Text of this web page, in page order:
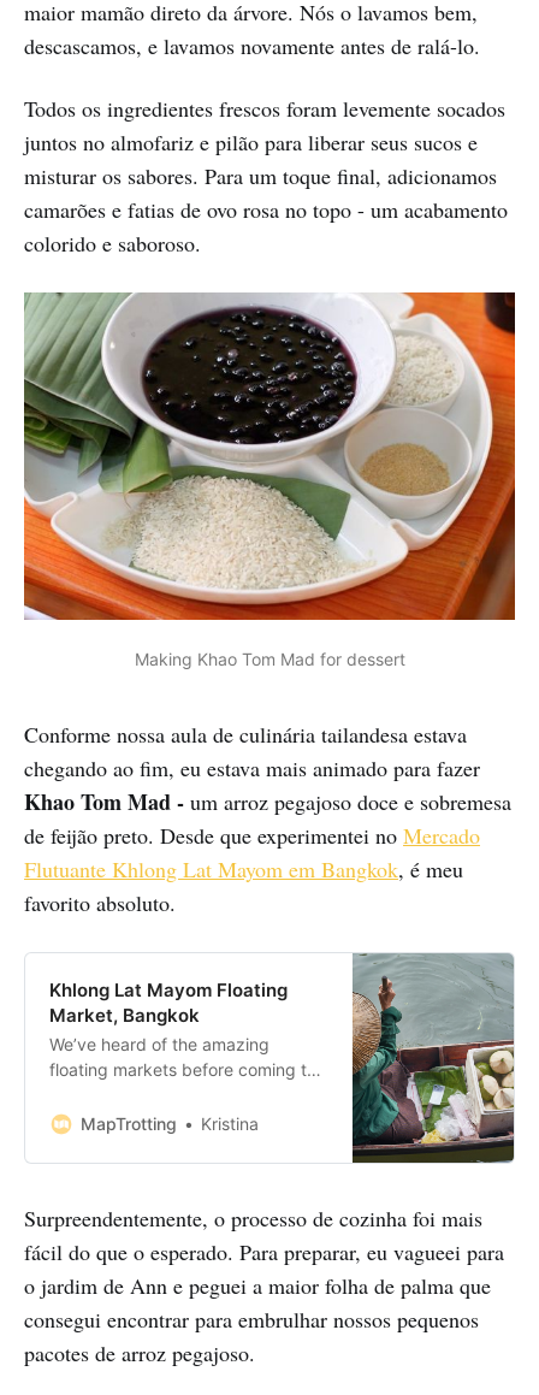
‘Thailand’, so after
maior mamão direto da árvore. Nós o lavamos bem,
descascamos, e lavamos novamente antes de ralá-lo.
Todos os ingredientes frescos foram levemente socados
juntos no almofariz e pilão para liberar seus sucos e
misturar os sabores. Para um toque final, adicionamos
camarões e fatias de ovo rosa no topo - um acabamento
colorido e saboroso.
Making Khao Tom Mad for dessert
Conforme nossa aula de culinária tailandesa estava
chegando ao fim, eu estava mais animado para fazer
Khao Tom Mad - um arroz pegajoso doce e sobremesa
de feijão preto. Desde que experimentei no Mercado
Flutuante Khlong Lat Mayom em Bangkok, é meu
favorito absoluto.
Khlong Lat Mayom Floating
Market, Bangkok
We’ve heard of the amazing
floating markets before coming to
research we chose the Khlong Lat
of Bangkok. This was pitched as a
and more relaxed floating market
compared to Damnoen Saduak
MapTrotting Kristina
Surpreendentemente, o processo de cozinha foi mais
fácil do que o esperado. Para preparar, eu vagueei para
o jardim de Ann e peguei a maior folha de palma que
consegui encontrar para embrulhar nossos pequenos
pacotes de arroz pegajoso.